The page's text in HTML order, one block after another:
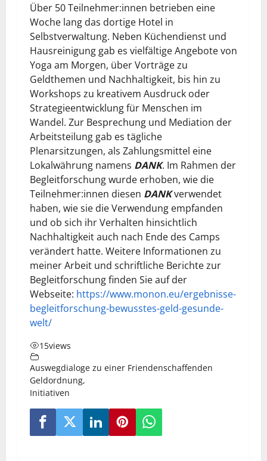
Über 50 Teilnehmer:innen betrieben eine
Woche lang das dortige Hotel in
Selbstverwaltung. Neben Küchendienst und
Hausreinigung gab es vielfältige Angebote von
Yoga am Morgen, über Vorträge zu
Geldthemen und Nachhaltigkeit, bis hin zu
Workshops zu kreativem Ausdruck oder
Strategieentwicklung für Menschen im
Wandel. Zur Besprechung und Mediation der
Arbeitsteilung gab es tägliche
Plenarsitzungen, als Zahlungsmittel eine
Lokalwährung namens DANK. Im Rahmen der
Begleitforschung wurde erhoben, wie die
Teilnehmer:innen diesen DANKverwendet
haben, wie sie die Verwendung empfanden
und ob sich ihr Verhalten hinsichtlich
Nachhaltigkeit auch nach Ende des Camps
verändert hatte. Weitere Informationen zu
meiner Arbeit und schriftliche Berichte zur
Begleitforschung finden Sie auf der
Webseite: https://www.monon.eu/ergebnisse-
begleitforschung-bewusstes-geld-gesunde-
welt/
15views
Auswegdialoge zu einer Friendenschaffenden
Geldordnung,
Initiativen